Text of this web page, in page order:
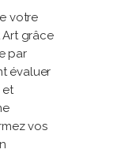
votre
grâce
par
évaluer
et
vos